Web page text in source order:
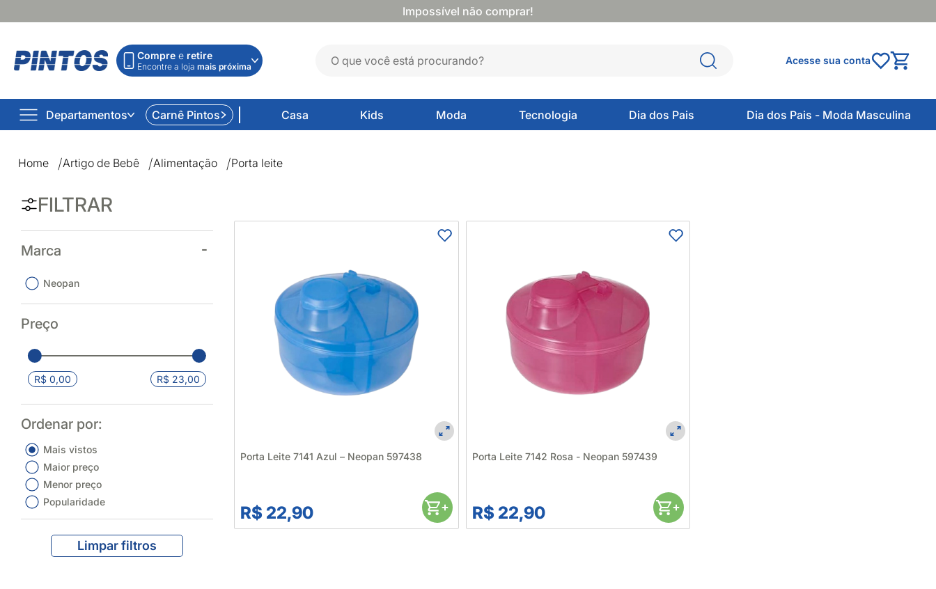
Impossível não comprar!
Compre e retire
Encontre a loja mais próxima
Acesse sua conta
Departamentos Carnê Pintos Casa Kids Moda Tecnologia Dia dos Pais Dia dos Pais - Moda Masculina
Home
Artigo de Bebê Alimentação Porta leite
FILTRAR
Marca
Neopan
Preço
R$ 0,00 R$ 23,00
Ordenar por:
Mais vistos
Maior preço
Menor preço
Popularidade
Limpar filtros
Porta Leite 7141 Azul – Neopan 597438
R$ 22,90
Porta Leite 7142 Rosa - Neopan 597439
R$ 22,90